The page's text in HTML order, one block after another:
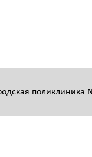
поликлиника